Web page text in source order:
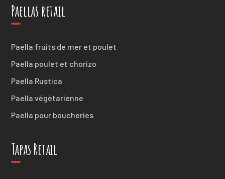
Paellas retail
Paella fruits de mer et poulet
Paella poulet et chorizo
Paella Rustica
Paella végétarienne
Paella pour boucheries
Tapas Retail